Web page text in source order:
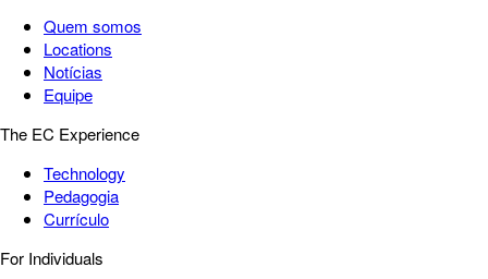
Quem somos
Locations
Notícias
Equipe
The EC Experience
Technology
Pedagogia
Currículo
For Individuals